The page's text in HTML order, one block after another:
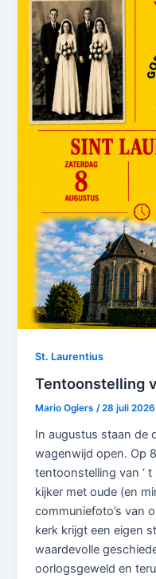
St. Laurentius
Tentoonstelling
Mario Ogiers/28 juli 2026
In augustus staan de
wagenwijd open. Op
tentoonstelling van ‘
kijker met oude (en
communiefoto’s van
kerk krijgt een eigen
waardevolle
oorlogsgeweld en